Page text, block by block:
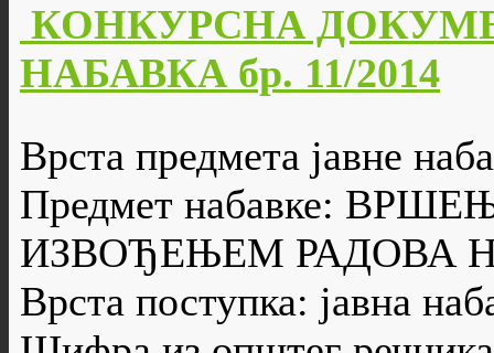
КОНКУРСНА
НАБАВКА бр. 11/2014
Врста предмета јавне
Предмет набавке:
ИЗВОЂЕЊЕМ РАДОВА
Врста поступка: јавна